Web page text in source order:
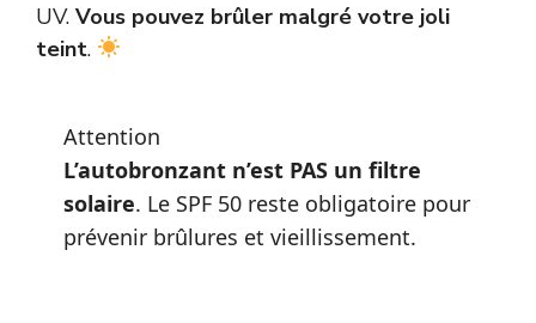
UV. Vous pouvez brûler malgré votre joli
teint.
Attention
L’autobronzant n’est PAS un filtre
solaire. Le SPF 50 reste obligatoire pour
prévenir brûlures et vieillissement.